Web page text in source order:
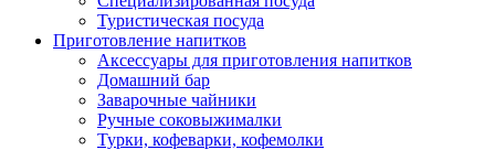
Туристическая посуда
Приготовление напитков
Аксессуары для приготовления напитков
Домашний бар
Заварочные чайники
Ручные соковыжималки
Турки, кофеварки, кофемолки